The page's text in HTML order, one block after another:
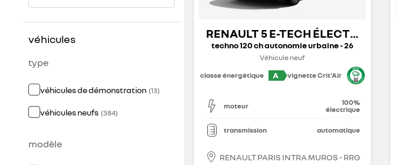
véhicules
type
véhicules de démonstration (13)
véhicules neufs (384)
modèle
RENAULT 5 E-TECH ÉLECTRIQUE
techno 120 ch autonomie urbaine - 26
Véhicule neuf
classe énergétique
A vignette Crit'Air
moteur
100%
électrique
transmission automatique
RENAULT PARIS INTRA MUROS - RRG